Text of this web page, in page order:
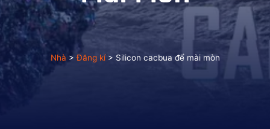
Nhà >Đăng kí> Silicon cacbua để mài mòn